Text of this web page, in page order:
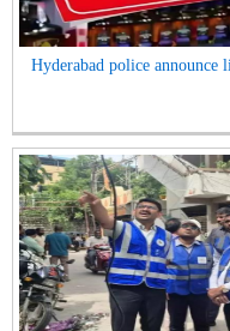
Hyderabad police